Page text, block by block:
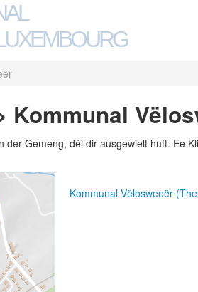
Kommunal
Gemeng, déi dir ausgewielt hutt. Ee
Kommunal Vëlosweeër